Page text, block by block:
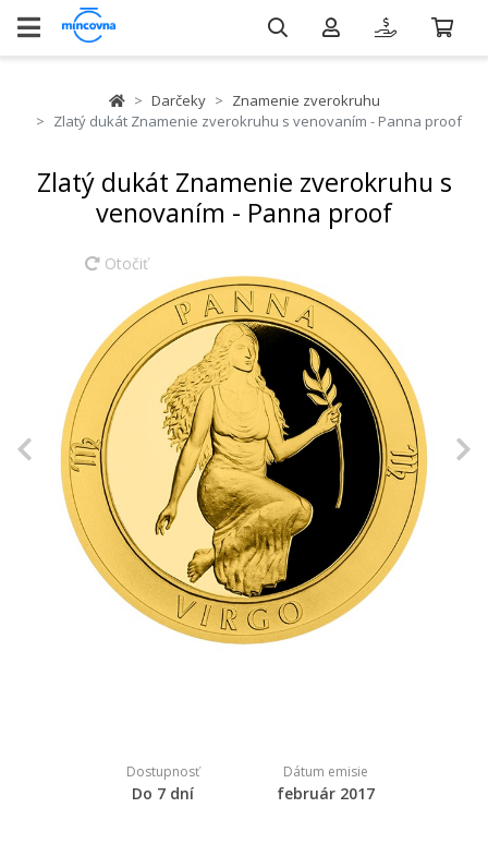
Darčeky
Znamenie zverokruhu
Zlatý dukát Znamenie zverokruhu s venovaním - Panna proof
Zlatý dukát Znamenie zverokruhu s
venovaním - Panna proof
Otočiť
Previous
Dostupnosť
Do 7 dní
Dátum emisie
február 2017